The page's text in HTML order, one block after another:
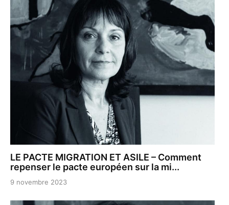
LE PACTE MIGRATION ET ASILE – Comment
repenser le pacte européen sur la mi...
9 novembre 2023